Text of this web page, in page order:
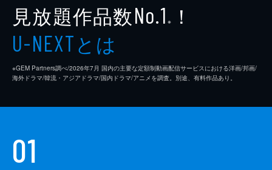
見放題作品数No.1 ※ ！
U-NEXTとは
※GEM Partners調べ/2026年7⽉ 国内の主要な定額制動画配信サービスにおける洋画/邦画/
海外ドラマ/韓流・アジアドラマ/国内ドラマ/アニメを調査。別途、有料作品あり。
01